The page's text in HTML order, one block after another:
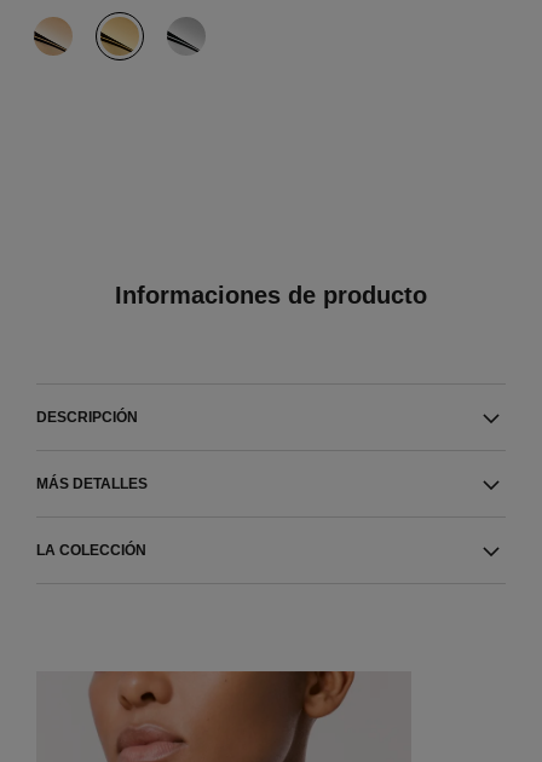
variante (3)
Informaciones de producto
DESCRIPCIÓN
MÁS DETALLES
LA COLECCIÓN